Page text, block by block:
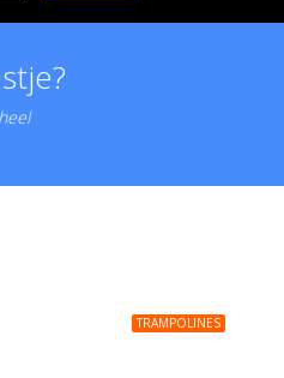
TRAMPOLINES